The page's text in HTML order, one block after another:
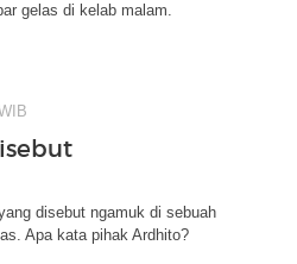
gelas di kelab malam.
disebut ngamuk di sebuah
Apa kata pihak Ardhito?